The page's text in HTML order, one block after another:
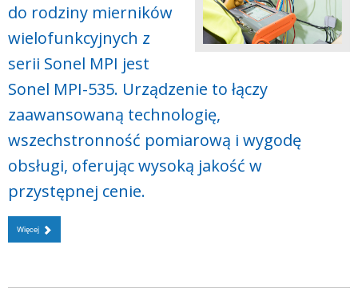
do rodziny mierników
wielofunkcyjnych z
serii Sonel MPI jest
Sonel MPI-535. Urządzenie to łączy
zaawansowaną technologię,
wszechstronność pomiarową i wygodę
obsługi, oferując wysoką jakość w
przystępnej cenie.
Więcej